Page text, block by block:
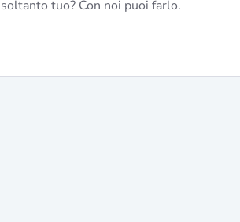
soltanto tuo? Con noi puoi farlo.